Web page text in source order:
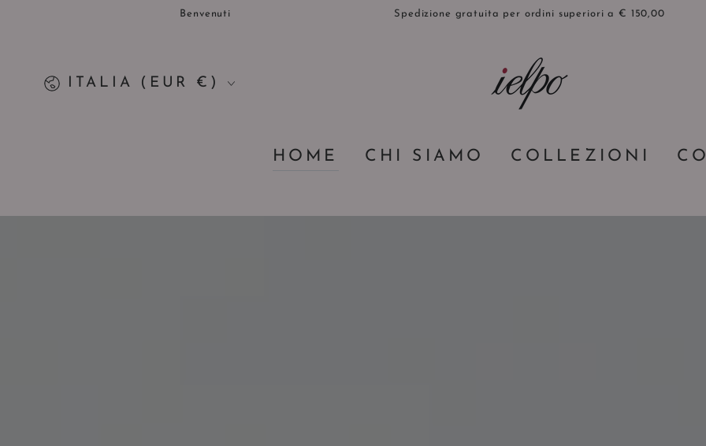
Benvenuti Spedizione gratuita per ordini superiori a € 150,00
Paese/Area
ITALIA (EUR €)
HOME CHI SIAMO COLLEZIONI